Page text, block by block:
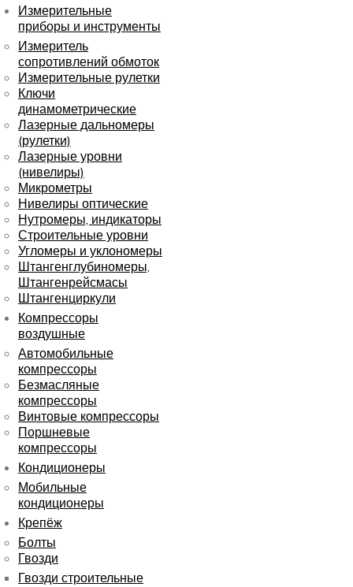
Измерительные
приборы и инструменты
Измеритель
сопротивлений обмоток
Измерительные рулетки
Ключи
динамометрические
Лазерные дальномеры
(рулетки)
Лазерные уровни
(нивелиры)
Микрометры
Нивелиры оптические
Нутромеры, индикаторы
Строительные уровни
Угломеры и уклономеры
Штангенглубиномеры,
Штангенрейсмасы
Штангенциркули
Компрессоры
воздушные
Автомобильные
компрессоры
Безмасляные
компрессоры
Винтовые компрессоры
Поршневые
компрессоры
Кондиционеры
Мобильные
кондиционеры
Крепёж
Болты
Гвозди
Гвозди строительные